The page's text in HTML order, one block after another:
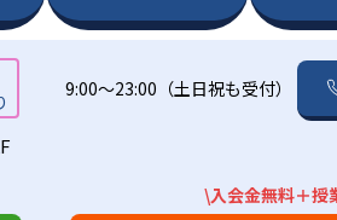
9:00～23:00（土日祝も受付）
\入会金無料＋授